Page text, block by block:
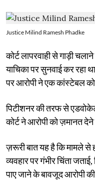
Justice Milind Ramesh Phadke
कोर्ट लापरवाही से गाड़ी
याचिका पर सुनवाई कर रहा
पर आरोपी ने एक कांस्टेबल
पिटीशनर की तरफ से
कोर्ट ने आरोपी को ज़मानत
ज़रूरी बात यह है कि मामले से
व्यवहार पर गंभीर चिंता
पाए जाने के बावजूद आरोपी